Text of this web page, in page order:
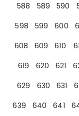
588
589 590
598
599 600
608
609 610
619
620 621
629
630 631
639
640 641